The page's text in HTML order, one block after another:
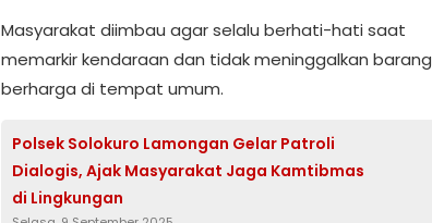
Masyarakat diimbau agar selalu berhati-hati saat
memarkir kendaraan dan tidak meninggalkan barang
berharga di tempat umum.
Polsek Solokuro Lamongan Gelar Patroli
Dialogis, Ajak Masyarakat Jaga Kamtibmas
di Lingkungan